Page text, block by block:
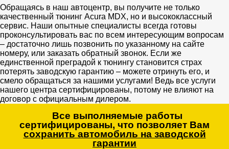
Обращаясь в наш автоцентр, вы получите не только
качественный тюнинг Acura MDX, но и высококлассный
сервис. Наши опытные специалисты всегда готовы
проконсультировать вас по всем интересующим вопросам
– достаточно лишь позвонить по указанному на сайте
номеру, или заказать обратный звонок. Если же
единственной преградой к тюнингу становится страх
потерять заводскую гарантию – можете отринуть его, и
смело обращаться за нашими услугами! Ведь все услуги
нашего центра сертифицированы, потому не влияют на
договор с официальным дилером.
Все выполняемые работы
сертифицированы, что позволяет Вам
сохранить автомобиль на заводской
гарантии